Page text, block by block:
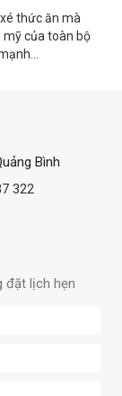
thức ăn mà
mỹ của toàn bộ
Bình
322
đặt lịch hẹn